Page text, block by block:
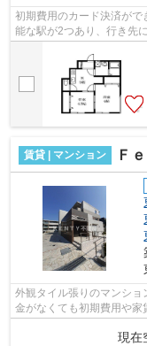
初期費用のカード決済が
能な駅が2つあり、行き先
は、駅まで徒歩13分に立地
賃貸 | マンション Ｆ
外観タイル張りのマンシ
金がなくても初期費用や
現在